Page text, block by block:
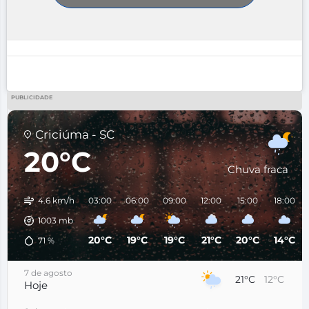
Criciúma - SC
20°C Chuva fraca
4.6 km/h
1003 mb
71 %
03:00
20°C
06:00
19°C
09:00
19°C
12:00
21°C
15:00
20°C
18:00
14°C
7 de agosto
Hoje 21°C 12°C
PUBLICIDADE